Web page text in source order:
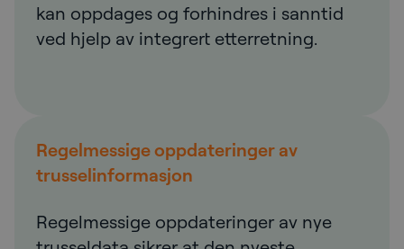
kan oppdages og forhindres i sanntid
ved hjelp av integrert etterretning.
Regelmessige oppdateringer av
trusselinformasjon
Regelmessige oppdateringer av nye